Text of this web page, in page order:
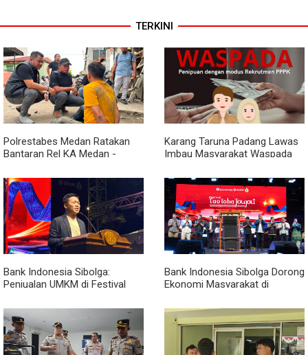
TERKINI
Polrestabes Medan Ratakan
Bantaran Rel KA Medan -
Narkoba, Sita 3 Kg Ganja dan
Sejumlah Paket Sabu
Karang Taruna Padang Lawas
Imbau Masyarakat Waspada
Bank Indonesia Sibolga:
Penjualan UMKM di Festival
Bank Indonesia Sibolga Dorong
Ekonomi Masyarakat di
2026